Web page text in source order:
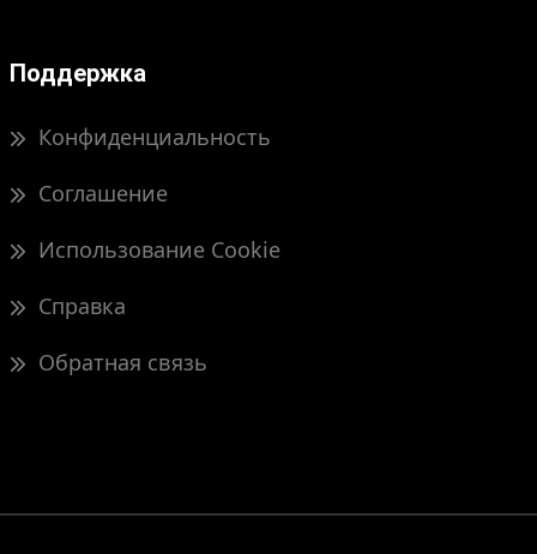
Поддержка
Конфиденциальность
Соглашение
Использование Cookie
Справка
Обратная связь